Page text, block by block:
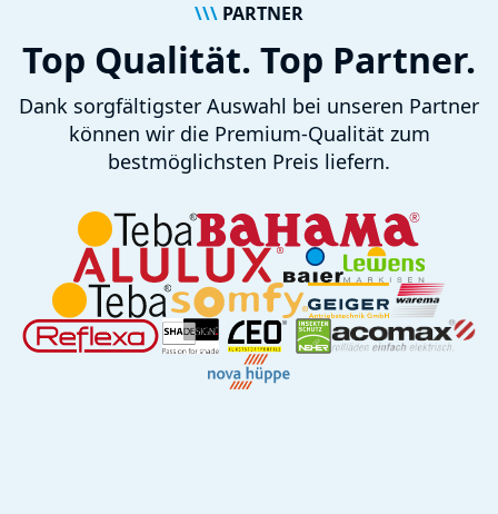
\\\ PARTNER
Top Qualität. Top Partner.
Dank sorgfältigster Auswahl bei unseren Partner
können wir die Premium-Qualität zum
bestmöglichsten Preis liefern.